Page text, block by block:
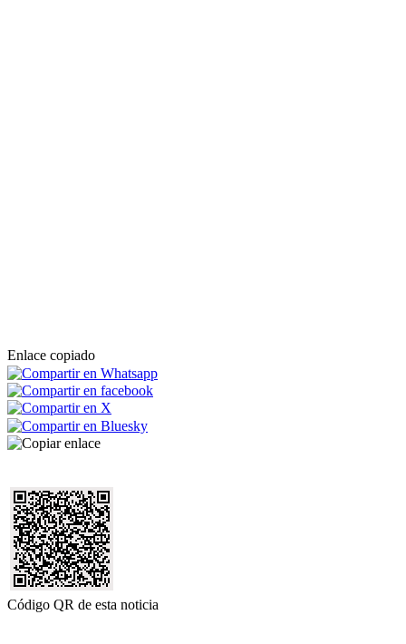
Enlace copiado
Código QR de esta noticia